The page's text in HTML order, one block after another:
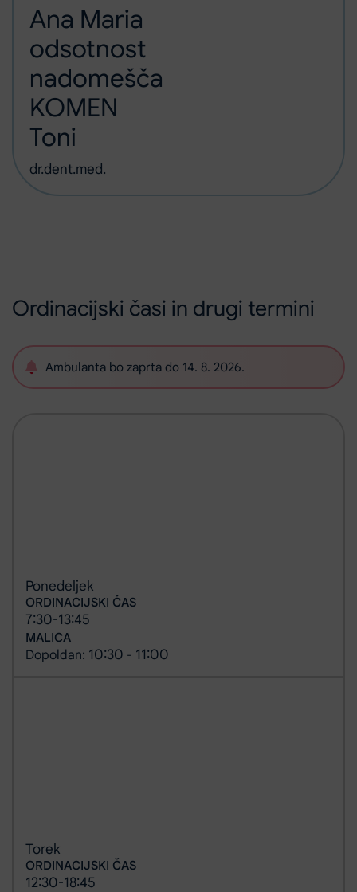
Ana Maria
odsotnost
nadomešča
KOMEN
Toni
dr.dent.med.
Ordinacijski časi in drugi termini
Ambulanta bo zaprta do 14. 8. 2026.
Ponedeljek
ORDINACIJSKI ČAS
7:30-13:45
MALICA
Dopoldan: 10:30 - 11:00
Torek
ORDINACIJSKI ČAS
12:30-18:45